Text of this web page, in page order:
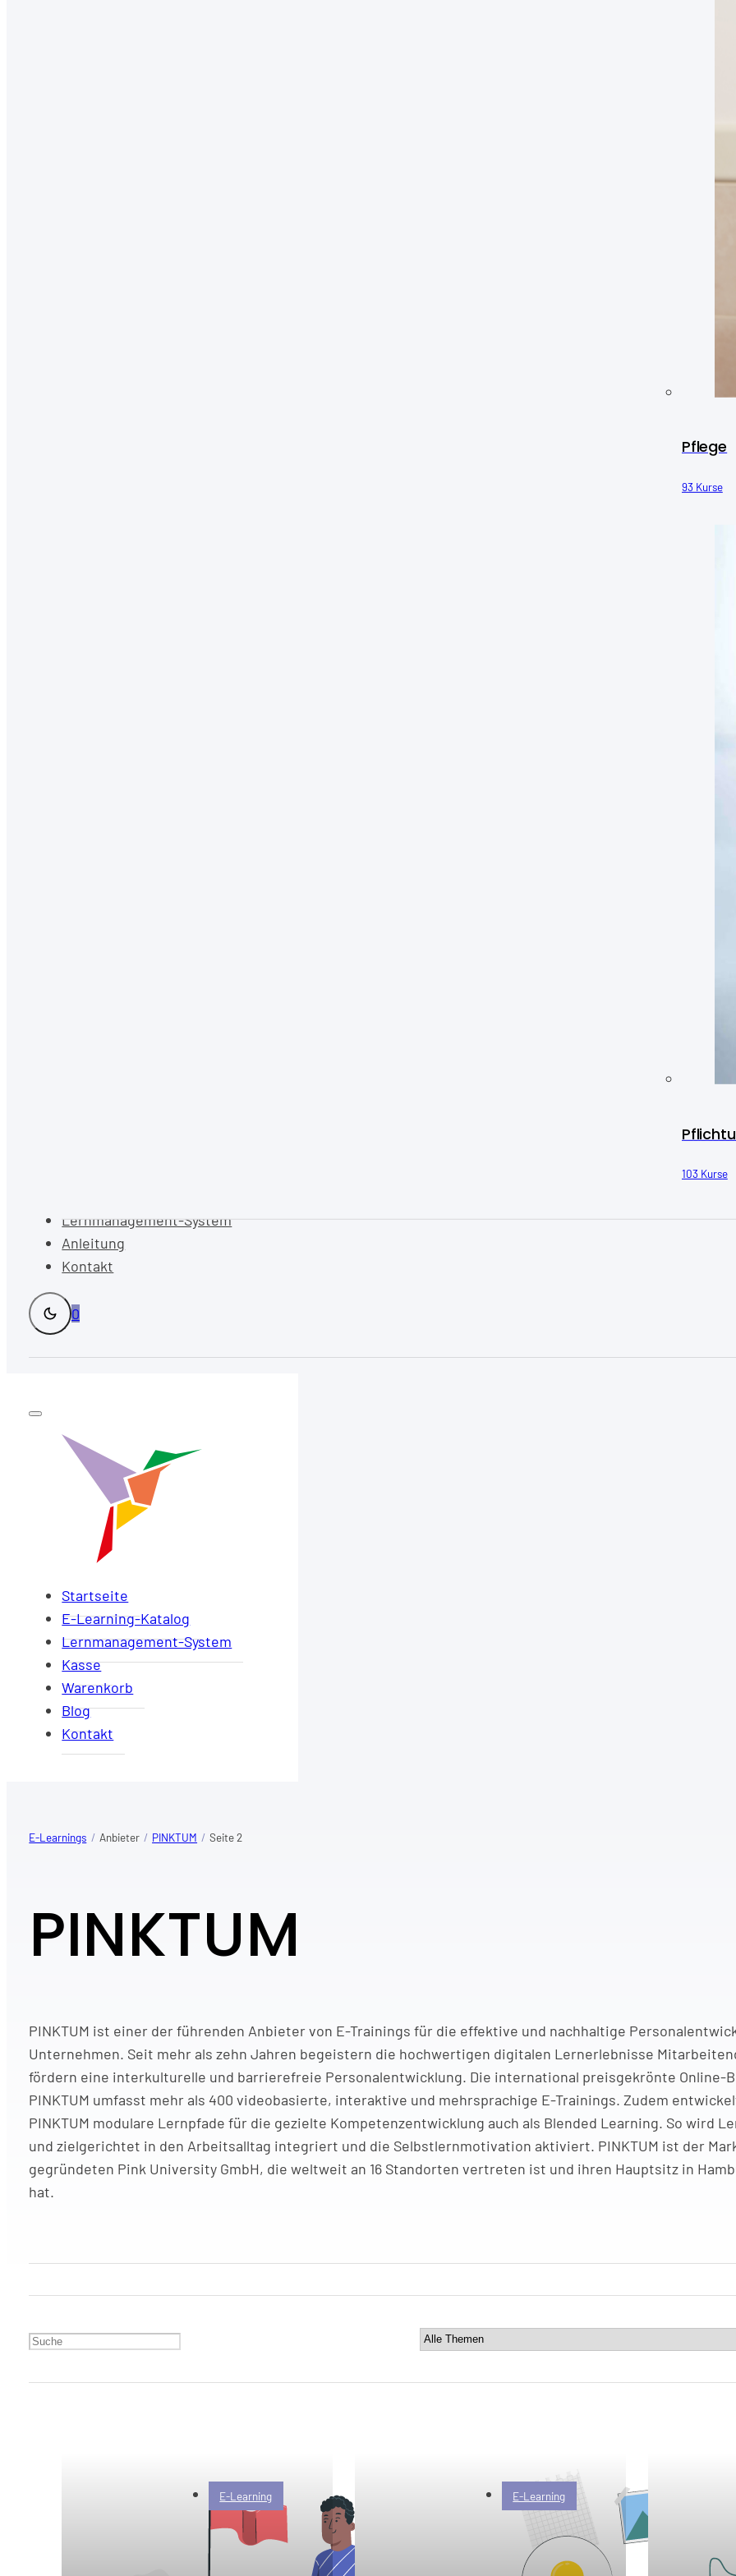
Pflege
93 Kurse
103 Kurse
Lernmanagement-System
Anleitung
Kontakt
0
Startseite
E-Learning-Katalog
Lernmanagement-System
Kasse
Warenkorb
Blog
Kontakt
E-Learnings / Anbieter / PINKTUM / Seite 2
PINKTUM
PINKTUM ist einer der führenden Anbieter von E-Trainings für die effektive und nachhaltige
Unternehmen. Seit mehr als zehn Jahren begeistern die hochwertigen digitalen Lernerlebnisse
fördern eine interkulturelle und barrierefreie Personalentwicklung. Die international preisgekrönte Online-
PINKTUM umfasst mehr als 400 videobasierte, interaktive und mehrsprachige E-Trainings. Zudem
PINKTUM modulare Lernpfade für die gezielte Kompetenzentwicklung auch als Blended Learning. So wird
und zielgerichtet in den Arbeitsalltag integriert und die Selbstlernmotivation aktiviert. PINKTUM ist der
gegründeten Pink University GmbH, die weltweit an 16 Standorten vertreten ist und ihren Hauptsitz in
hat.
E-Learning E-Learning